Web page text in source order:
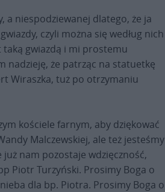
a niespodziewanej dlatego, że ja
czyli można się według nich
taką gwiazdą i mi prostemu
nadzieję, że patrząc na statuetkę
Wiraszka, tuż po otrzymaniu
kościele farnym, aby dziękować
Malczewskiej, ale też jesteśmy
nam pozostaje wdzięczność,
Piotr Turzyński. Prosimy Boga o
dla bp. Piotra. Prosimy Boga o